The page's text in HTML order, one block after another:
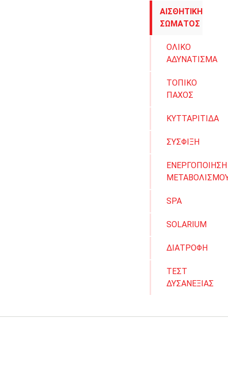
ΑΙΣΘΗΤΙΚΗ
ΣΩΜΑΤΟΣ
ΟΛΙΚΟ
ΑΔΥΝΑΤΙΣΜΑ
ΤΟΠΙΚΟ
ΠΑΧΟΣ
ΚΥΤΤΑΡΙΤΙΔΑ
ΣΥΣΦΙΞΗ
ΕΝΕΡΓΟΠΟΙΗΣΗ
SPA
SOLARIUM
ΔΙΑΤΡΟΦΗ
ΤΕΣΤ
ΔΥΣΑΝΕΞΙΑΣ